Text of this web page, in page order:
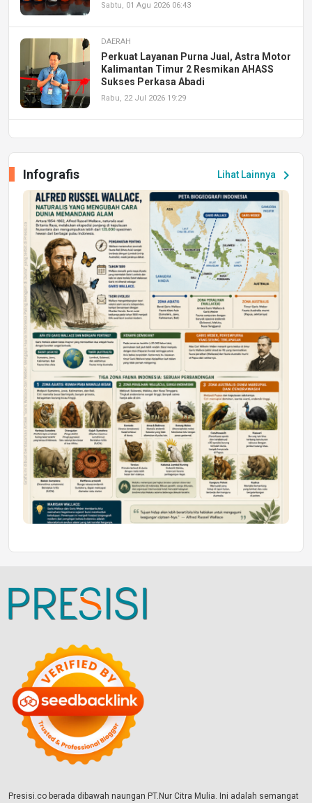
Sabtu, 01 Agu 2026 06:43
DAERAH
Perkuat Layanan Purna Jual, Astra Motor
Kalimantan Timur 2 Resmikan AHASS
Sukses Perkasa Abadi
Rabu, 22 Jul 2026 19:29
Peluang Kerja dan Magang
Jumat, 17 Jul 2026 22:30
DAERAH
Astra Motor Kalimantan Timur 2 Dukung
Mahasiswa Samarinda dalam Astra
Honda SDGs Future Leaders 2026
Jumat, 10 Jul 2026 19:01
Lihat Lainnya chevron_right
Infografis
Presisi.co berada dibawah naungan PT.Nur Citra Mulia. Ini adalah semangat